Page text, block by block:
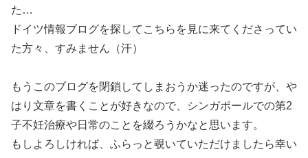
た…
ドイツ情報ブログを探してこちらを見に来てくださってい
た方々、すみません（汗）
もうこのブログを閉鎖してしまおうか迷ったのですが、や
はり文章を書くことが好きなので、シンガポールでの第2
子不妊治療や日常のことを綴ろうかなと思います。
もしよろしければ、ふらっと覗いていただけましたら幸い